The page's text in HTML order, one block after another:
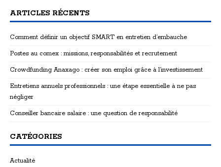
ARTICLES RÉCENTS
Comment définir un objectif SMART en entretien d’embauche
Postes au comex : missions, responsabilités et recrutement
Crowdfunding Anaxago : créer son emploi grâce à l’investissement
Entretiens annuels professionnels : une étape essentielle à ne pas
négliger
Conseiller bancaire salaire : une question de responsabilité
CATÉGORIES
Actualité